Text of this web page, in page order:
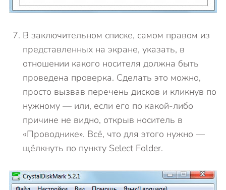
В заключительном списке, самом правом из
представленных на экране, указать, в
отношении какого носителя должна быть
проведена проверка. Сделать это можно,
просто вызвав перечень дисков и кликнув по
нужному — или, если его по какой-либо
причине не видно, открыв носитель в
«Проводнике». Всё, что для этого нужно —
щёлкнуть по пункту Select Folder.